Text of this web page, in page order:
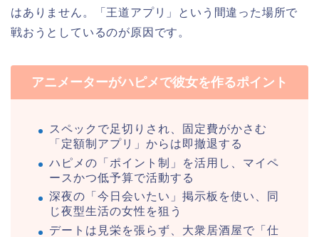
はありません。「王道アプリ」という間違った場所で
戦おうとしているのが原因です。
アニメーターがハピメで彼女を作るポイント
スペックで足切りされ、固定費がかさむ
「定額制アプリ」からは即撤退する
ハピメの「ポイント制」を活用し、マイペ
ースかつ低予算で活動する
深夜の「今日会いたい」掲示板を使い、同
じ夜型生活の女性を狙う
デートは見栄を張らず、大衆居酒屋で「仕